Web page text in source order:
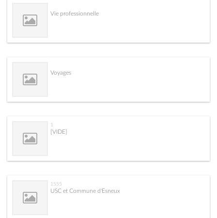
Vie professionnelle
Voyages
1
[VIDE]
1555
USC et Commune d'Esneux